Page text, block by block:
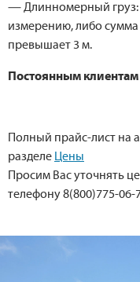
— Длинномерный
измерению, либо
превышает 3 м.
Постоянным клиентам
Полный прайс-лист на
разделе Цены
Просим Вас уточнять
телефону 8(800)775-06-